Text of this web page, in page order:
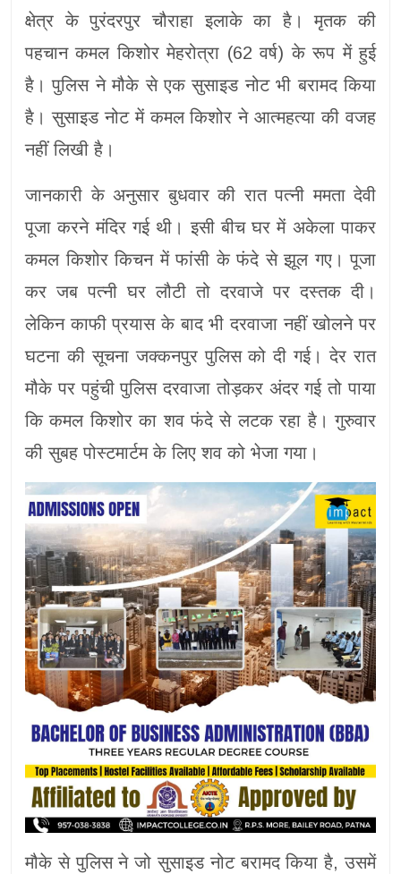
क्षेत्र के पुरंदरपुर चौराहा इलाके का है। मृतक की
पहचान कमल किशोर मेहरोत्रा (62 वर्ष) के रूप में हुई
है। पुलिस ने मौके से एक सुसाइड नोट भी बरामद किया
है। सुसाइड नोट में कमल किशोर ने आत्महत्या की वजह
नहीं लिखी है।
जानकारी के अनुसार बुधवार की रात पत्नी ममता देवी
पूजा करने मंदिर गई थी। इसी बीच घर में अकेला पाकर
कमल किशोर किचन में फांसी के फंदे से झूल गए। पूजा
कर जब पत्नी घर लौटी तो दरवाजे पर दस्तक दी।
लेकिन काफी प्रयास के बाद भी दरवाजा नहीं खोलने पर
घटना की सूचना जक्कनपुर पुलिस को दी गई। देर रात
मौके पर पहुंची पुलिस दरवाजा तोड़कर अंदर गई तो पाया
कि कमल किशोर का शव फंदे से लटक रहा है। गुरुवार
की सुबह पोस्टमार्टम के लिए शव को भेजा गया।
मौके से पुलिस ने जो सुसाइड नोट बरामद किया है, उसमें